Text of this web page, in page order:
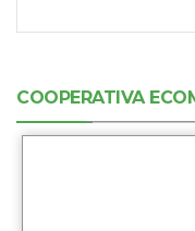
COOPERATIVA